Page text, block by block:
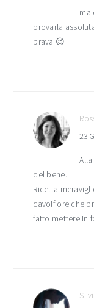
ma
provarla
brava 😉
23
del bene.
Ricetta
cavolfiore che
fatto mettere in